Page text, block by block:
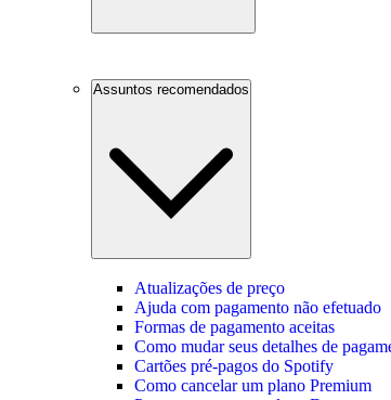
Assuntos recomendados
Atualizações de preço
Ajuda com pagamento não efetuado
Formas de pagamento aceitas
Como mudar seus detalhes de
Cartões pré-pagos do Spotify
Como cancelar um plano Premium